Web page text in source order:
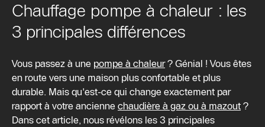
Chauffage pompe à chaleur : les
3 principales différences
Vous passez à une pompe à chaleur? Génial ! Vous êtes
en route vers une maison plus confortable et plus
durable. Mais qu'est-ce qui change exactement par
rapport à votre ancienne chaudière à gaz ou à mazout ?
Dans cet article, nous révélons les 3 principales